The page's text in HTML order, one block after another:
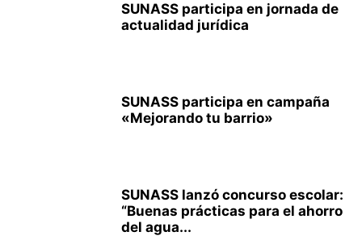
SUNASS participa en jornada de
actualidad jurídica
SUNASS participa en campaña
«Mejorando tu barrio»
SUNASS lanzó concurso escolar:
“Buenas prácticas para el ahorro
del agua...